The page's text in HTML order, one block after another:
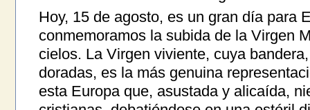
Hoy, 15 de agosto, es un gran día para
conmemoramos la subida de la Virgen
cielos. La Virgen viviente, cuya
doradas, es la más genuina
esta Europa que, asustada y alicaída,